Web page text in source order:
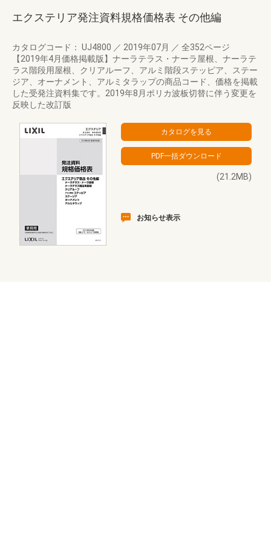
エクステリア発注資料規格価格表 その他編
カタログコード： UJ4800 ／ 2019年07月 ／ 全352ページ
【2019年4月価格掲載版】ナーラテラス・ナーラ屋根、ナーラテ
ラス階段用屋根、クリアルーフ、アルミ階段ステッピア、ステー
ジア、オーナメント、アルミタラップの商品コード、価格を掲載
した受発注資料集です。2019年8月ポリカ波板切替に伴う変更を
反映した改訂版
(21.2MB)
お知らせ表示